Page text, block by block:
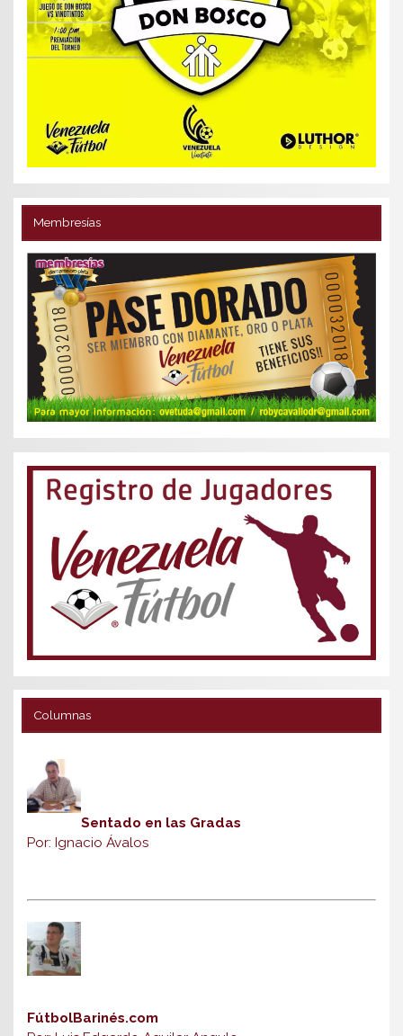
Membresías
Columnas
Sentado en las Gradas
Por: Ignacio Ávalos
FútbolBarinés.com